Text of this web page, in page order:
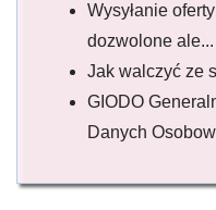
Wysyłanie
dozwolone ale...
Jak walczyć ze
GIODO
Danych